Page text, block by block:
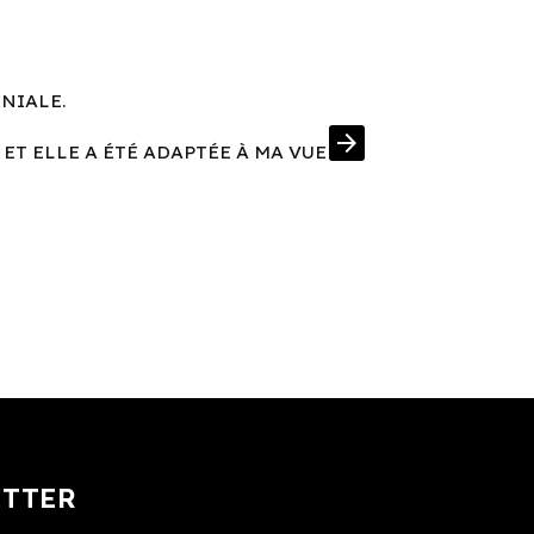
ELLE A ÉTÉ ADAPTÉE À MA VUE arrow_forward